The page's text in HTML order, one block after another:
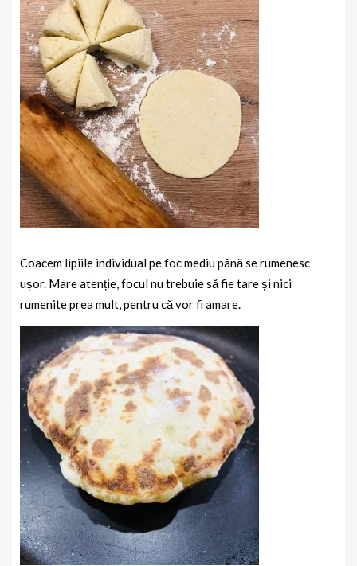
Coacem lipiile individual pe foc mediu până se rumenesc
ușor. Mare atenție, focul nu trebuie să fie tare și nici
rumenite prea mult, pentru că vor fi amare.